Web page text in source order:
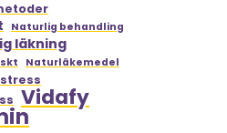
Naturlig behandling
läkning
Naturläkemedel
Vidafy